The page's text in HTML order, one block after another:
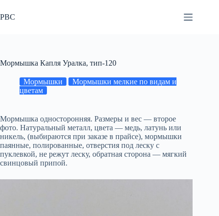
к
сути
РВС
Мормышка Капля Уралка, тип-120
Мормышки
Мормышки мелкие по видам и
цветам
Мормышка односторонняя. Размеры и вес — второе
фото. Натуральный металл, цвета — медь, латунь или
никель, (выбираются при заказе в прайсе), мормышки
паянные, полированные, отверстия под леску с
пуклевкой, не режут леску, обратная сторона — мягкий
свинцовый припой.